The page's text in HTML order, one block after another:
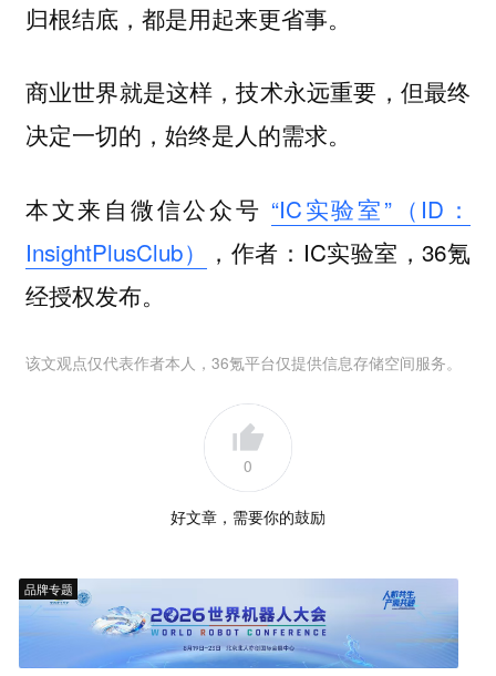
归根结底，都是用起来更省事。
商业世界就是这样，技术永远重要，但最终
决定一切的，始终是人的需求。
本文来自微信公众号 “IC实验室”（ID：
InsightPlusClub）
，作者：IC实验室，36氪
经授权发布。
该文观点仅代表作者本人，36氪平台仅提供信息存储空间服务。
0
好文章，需要你的鼓励
品牌专题